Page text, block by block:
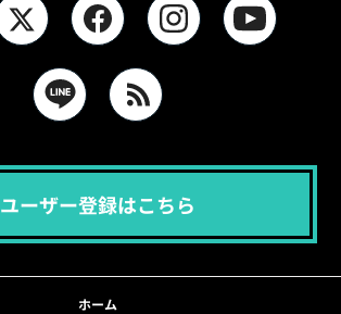
ユーザー登録はこちら
ホーム